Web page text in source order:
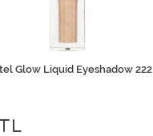
Glow Liquid Eyeshadow 222